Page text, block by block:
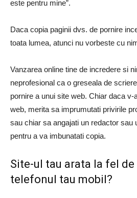
este pentru mine”.
Daca copia paginii dvs. de pornire
toata lumea, atunci nu vorbeste cu
Vanzarea online tine de incredere si
neprofesional ca o greseala de
pornire a unui site web. Chiar daca
web, merita sa imprumutati privirile
sau chiar sa angajati un redactor sau
pentru a va imbunatati copia.
Site-ul tau arata la fel de
telefonul tau mobil?